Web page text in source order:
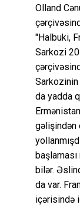
Olland
"Halbuki,
Sarkozi
Sarkozinin
da yadda
gəlişindən
bilər.
da var.
içərisində